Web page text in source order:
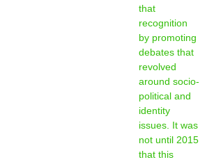
that
recognition
by promoting
debates that
revolved
around socio-
political and
identity
issues. It was
not until 2015
that this